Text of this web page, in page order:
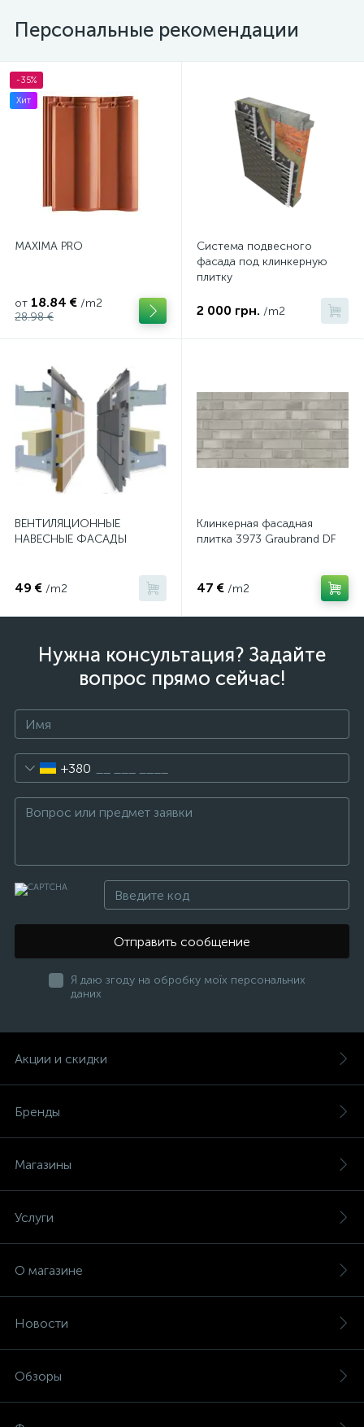
Персональные рекомендации
-35%
Хит
MAXIMA PRO
от 18.84 € /m2
28.98 €
Система подвесного
фасада под клинкерную
плитку
2 000 грн. /m2
ВЕНТИЛЯЦИОННЫЕ
НАВЕСНЫЕ ФАСАДЫ
49 € /m2
Клинкерная фасадная
плитка 3973 Graubrand DF
47 € /m2
Нужна консультация? Задайте
вопрос прямо сейчас!
+380
Отправить сообщение
Я даю згоду на обробку моїх персональних
даних
Акции и скидки
Бренды
Магазины
Услуги
О магазине
Новости
Обзоры